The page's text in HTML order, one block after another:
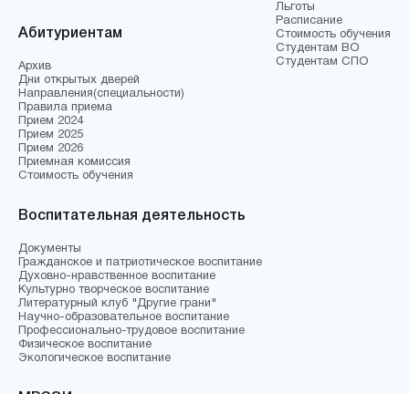
Абитуриентам
Архив
Дни открытых дверей
Направления(специальности)
Правила приема
Прием 2024
Прием 2025
Прием 2026
Приемная комиссия
Стоимость обучения
Льготы
Расписание
Стоимость обучения
Студентам ВО
Студентам СПО
Воспитательная деятельность
Документы
Гражданское и патриотическое воспитание
Духовно-нравственное воспитание
Культурно творческое воспитание
Литературный клуб "Другие грани"
Научно-образовательное воспитание
Профессионально-трудовое воспитание
Физическое воспитание
Экологическое воспитание